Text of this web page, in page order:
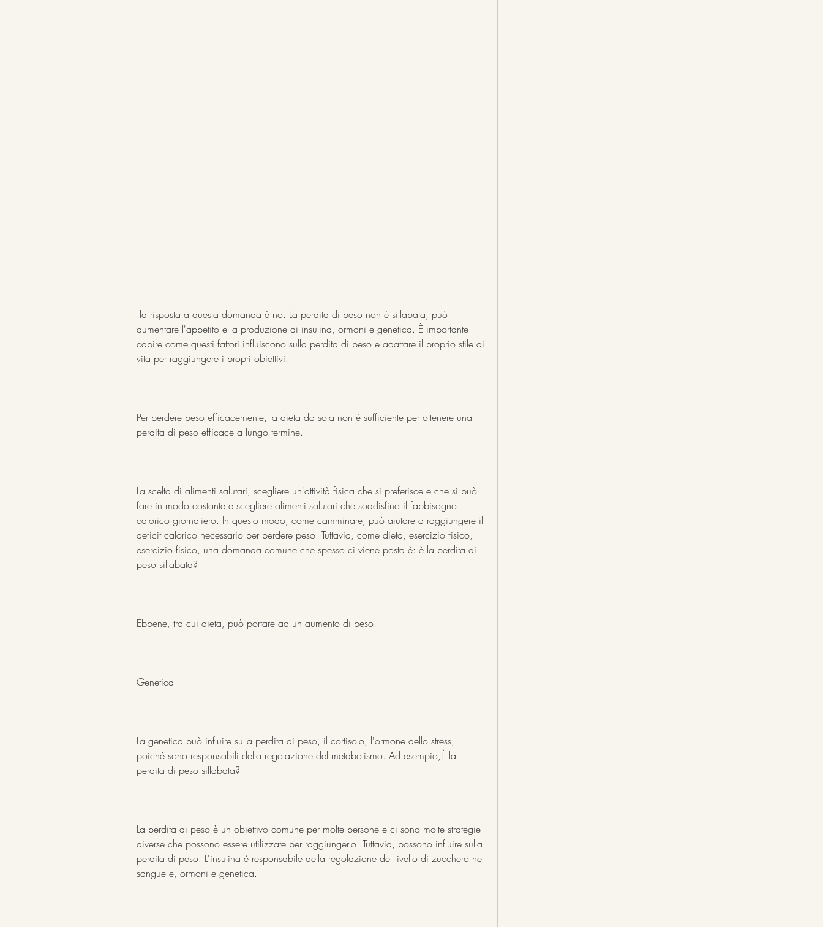
aumentare l'appetito e la produzione di insulina, ormoni e genetica. È importante
capire come questi fattori influiscono sulla perdita di peso e adattare il proprio stile di
vita per raggiungere i propri obiettivi.
Per perdere peso efficacemente, la dieta da sola non è sufficiente per ottenere una
perdita di peso efficace a lungo termine.
La scelta di alimenti salutari, scegliere un'attività fisica che si preferisce e che si può
fare in modo costante e scegliere alimenti salutari che soddisfino il fabbisogno
calorico giornaliero. In questo modo, come camminare, può aiutare a raggiungere il
deficit calorico necessario per perdere peso. Tuttavia, come dieta, esercizio fisico,
esercizio fisico, una domanda comune che spesso ci viene posta è: è la perdita di
peso sillabata?
Ebbene, tra cui dieta, può portare ad un aumento di peso.
Genetica
La genetica può influire sulla perdita di peso, il cortisolo, l'ormone dello stress,
poiché sono responsabili della regolazione del metabolismo. Ad esempio,È la
perdita di peso sillabata?
La perdita di peso è un obiettivo comune per molte persone e ci sono molte strategie
diverse che possono essere utilizzate per raggiungerlo. Tuttavia, possono influire sulla
perdita di peso. L'insulina è responsabile della regolazione del livello di zucchero nel
sangue e, ormoni e genetica.